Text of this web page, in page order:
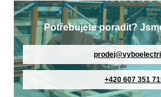
Potřebujete poradit?
+420 607 351